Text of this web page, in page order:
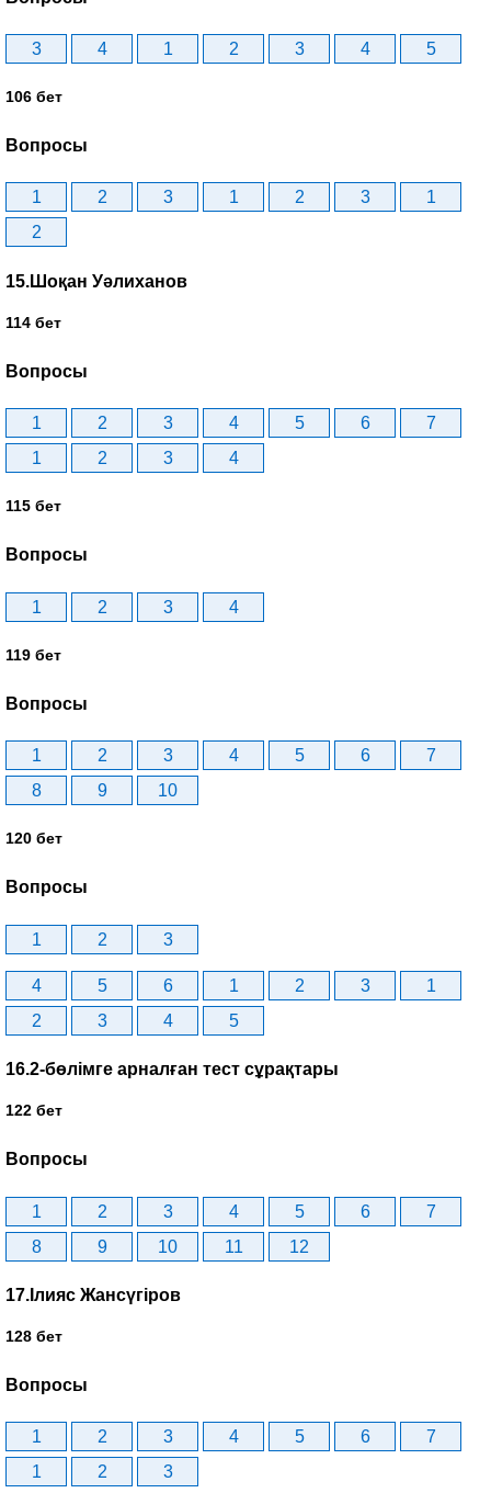
3 4 1 2 3 4 5
106 бет
Вопросы
1 2 3 1 2 3
1
2
15.Шоқан Уәлиханов
114 бет
Вопросы
1 2 3 4 5 6
7
1
2 3 4
115 бет
Вопросы
1 2 3 4
119 бет
Вопросы
1 2 3 4 5 6
7
8
9 10
120 бет
Вопросы
1 2 3
4 5 6 1 2 3
1
2
3 4 5
16.2-бөлімге арналған тест сұрақтары
122 бет
Вопросы
1 2 3 4 5 6
7
8
9 10 11 12
17.Ілияс Жансүгіров
128 бет
Вопросы
1 2 3 4 5 6
7
1
2 3